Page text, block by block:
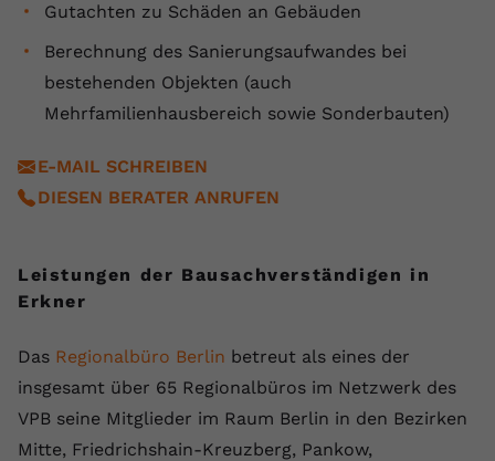
Gutachten zu Schäden an Gebäuden
Berechnung des Sanierungsaufwandes bei
bestehenden Objekten (auch
Mehrfamilienhausbereich sowie Sonderbauten)
E-MAIL SCHREIBEN
DIESEN BERATER ANRUFEN
Leistungen der Bausachverständigen in
Erkner
Das Regionalbüro Berlin betreut als eines der
insgesamt über 65 Regionalbüros im Netzwerk des
VPB seine Mitglieder im Raum Berlin in den Bezirken
Mitte, Friedrichshain-Kreuzberg, Pankow,